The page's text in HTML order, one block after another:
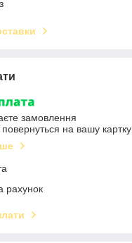
замовлення
на вашу картку
рахунок